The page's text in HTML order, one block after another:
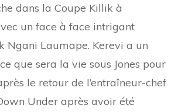
dans la Coupe Killik à
un face à face intrigant
Ngani Laumape. Kerevi a un
que sera la vie sous Jones pour
le retour de l’entraîneur-chef
Under après avoir été